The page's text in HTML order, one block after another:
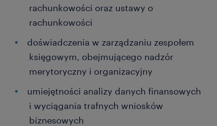
rachunkowości oraz ustawy o
rachunkowości
doświadczenia w zarządzaniu zespołem
księgowym, obejmującego nadzór
merytoryczny i organizacyjny
umiejętności analizy danych finansowych
i wyciągania trafnych wniosków
biznesowych